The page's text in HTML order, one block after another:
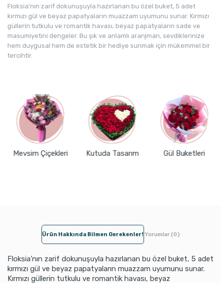
Floksia’nın zarif dokunuşuyla hazırlanan bu özel buket, 5 adet
kırmızı gül ve beyaz papatyaların muazzam uyumunu sunar. Kırmızı
güllerin tutkulu ve romantik havası, beyaz papatyaların sade ve
masumiyetini dengeler. Bu şık ve anlamlı aranjman, sevdiklerinize
hem duygusal hem de estetik bir hediye sunmak için mükemmel bir
tercihtir.
Mevsim Çiçekleri Kutuda Tasarım Gül Buketleri
Ürün Hakkında Bilmen Gerekenler! Yorumlar (0)
Floksia’nın zarif dokunuşuyla hazırlanan bu özel buket, 5 adet
kırmızı gül ve beyaz papatyaların muazzam uyumunu sunar.
Kırmızı güllerin tutkulu ve romantik havası, beyaz